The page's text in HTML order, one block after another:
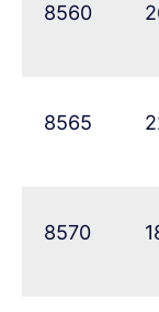
8560
8565
8570